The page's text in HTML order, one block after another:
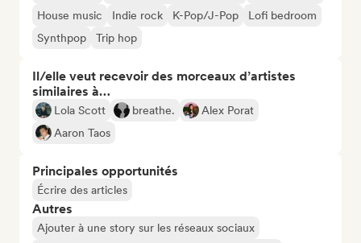
House music
Indie rock K-Pop/J-Pop
Lofi bedroom
Synthpop
Trip hop
Il/elle veut recevoir des morceaux d’artistes
similaires à…
Lola Scott breathe.
Alex Porat
Aaron Taos
Principales opportunités
Écrire des articles
Autres
Ajouter à une story sur les réseaux sociaux